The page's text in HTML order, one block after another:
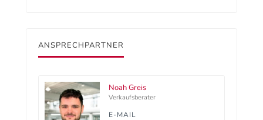
ANSPRECHPARTNER
Noah Greis
Verkaufsberater
E-MAIL